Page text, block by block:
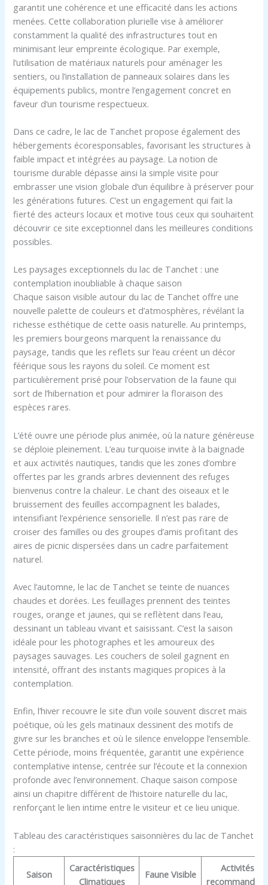
garantit une cohérence et une efficacité dans les actions
menées. Cette collaboration plurielle vise à améliorer
constamment la qualité des infrastructures tout en
minimisant leur empreinte écologique. Par exemple,
l’utilisation de matériaux naturels pour aménager les
sentiers, ou l’installation de panneaux solaires dans les
équipements publics, montre l’engagement concret en
faveur d’un tourisme respectueux.
Dans ce cadre, le lac de Tanchet propose également des
hébergements écoresponsables, favorisant les structures à
faible impact et intégrées au paysage. La notion de
tourisme durable dépasse ainsi la simple visite pour
embrasser une vision globale d’un équilibre à préserver pour
les générations futures. C’est un engagement qui fait la
fierté des acteurs locaux et motive tous ceux qui souhaitent
découvrir ce site exceptionnel dans les meilleures conditions
possibles.
Les paysages exceptionnels du lac de Tanchet : une
contemplation inoubliable à chaque saison
Chaque saison visible autour du lac de Tanchet offre une
nouvelle palette de couleurs et d’atmosphères, révélant la
richesse esthétique de cette oasis naturelle. Au printemps,
les premiers bourgeons marquent la renaissance du
paysage, tandis que les reflets sur l’eau créent un décor
féérique sous les rayons du soleil. Ce moment est
particulièrement prisé pour l’observation de la faune qui
sort de l’hibernation et pour admirer la floraison des
espèces rares.
L’été ouvre une période plus animée, où la nature généreuse
se déploie pleinement. L’eau turquoise invite à la baignade
et aux activités nautiques, tandis que les zones d’ombre
offertes par les grands arbres deviennent des refuges
bienvenus contre la chaleur. Le chant des oiseaux et le
bruissement des feuilles accompagnent les balades,
intensifiant l’expérience sensorielle. Il n’est pas rare de
croiser des familles ou des groupes d’amis profitant des
aires de picnic dispersées dans un cadre parfaitement
naturel.
Avec l’automne, le lac de Tanchet se teinte de nuances
chaudes et dorées. Les feuillages prennent des teintes
rouges, orange et jaunes, qui se reflètent dans l’eau,
dessinant un tableau vivant et saisissant. C’est la saison
idéale pour les photographes et les amoureux des
paysages sauvages. Les couchers de soleil gagnent en
intensité, offrant des instants magiques propices à la
contemplation.
Enfin, l’hiver recouvre le site d’un voile souvent discret mais
poétique, où les gels matinaux dessinent des motifs de
givre sur les branches et où le silence enveloppe l’ensemble.
Cette période, moins fréquentée, garantit une expérience
contemplative intense, centrée sur l’écoute et la connexion
profonde avec l’environnement. Chaque saison compose
ainsi un chapitre différent de l’histoire naturelle du lac,
renforçant le lien intime entre le visiteur et ce lieu unique.
Tableau des caractéristiques saisonnières du lac de Tanchet
:
Saison
Caractéristiques
Climatiques
Faune Visible
Activités
recommandées